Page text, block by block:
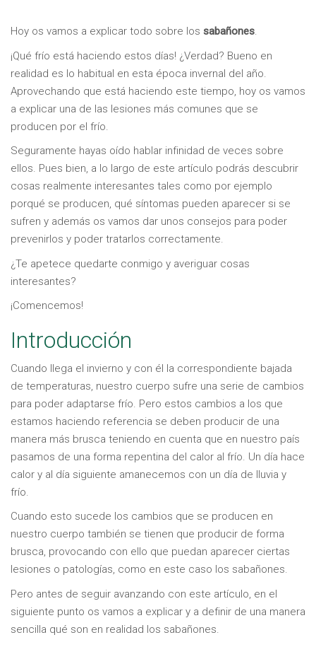
Hoy os vamos a explicar todo sobre los sabañones.
¡Qué frío está haciendo estos días! ¿Verdad? Bueno en
realidad es lo habitual en esta época invernal del año.
Aprovechando que está haciendo este tiempo, hoy os vamos
a explicar una de las lesiones más comunes que se
producen por el frío.
Seguramente hayas oído hablar infinidad de veces sobre
ellos. Pues bien, a lo largo de este artículo podrás descubrir
cosas realmente interesantes tales como por ejemplo
porqué se producen, qué síntomas pueden aparecer si se
sufren y además os vamos dar unos consejos para poder
prevenirlos y poder tratarlos correctamente.
¿Te apetece quedarte conmigo y averiguar cosas
interesantes?
¡Comencemos!
Introducción
Cuando llega el invierno y con él la correspondiente bajada
de temperaturas, nuestro cuerpo sufre una serie de cambios
para poder adaptarse frío. Pero estos cambios a los que
estamos haciendo referencia se deben producir de una
manera más brusca teniendo en cuenta que en nuestro país
pasamos de una forma repentina del calor al frío. Un día hace
calor y al día siguiente amanecemos con un día de lluvia y
frío.
Cuando esto sucede los cambios que se producen en
nuestro cuerpo también se tienen que producir de forma
brusca, provocando con ello que puedan aparecer ciertas
lesiones o patologías, como en este caso los sabañones.
Pero antes de seguir avanzando con este artículo, en el
siguiente punto os vamos a explicar y a definir de una manera
sencilla qué son en realidad los sabañones.